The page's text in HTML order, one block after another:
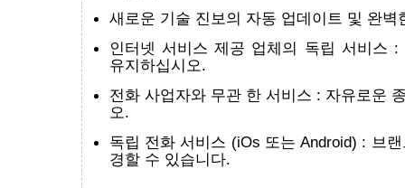
새로운 기술 진보의 자동 업데이트 및 완벽
인터넷 서비스 제공 업체의 독립 서비스 :
유지하십시오.
전화 사업자와 무관 한 서비스 : 자유로운
오.
독립 전화 서비스 (iOs 또는 Android) : 브
경할 수 있습니다.